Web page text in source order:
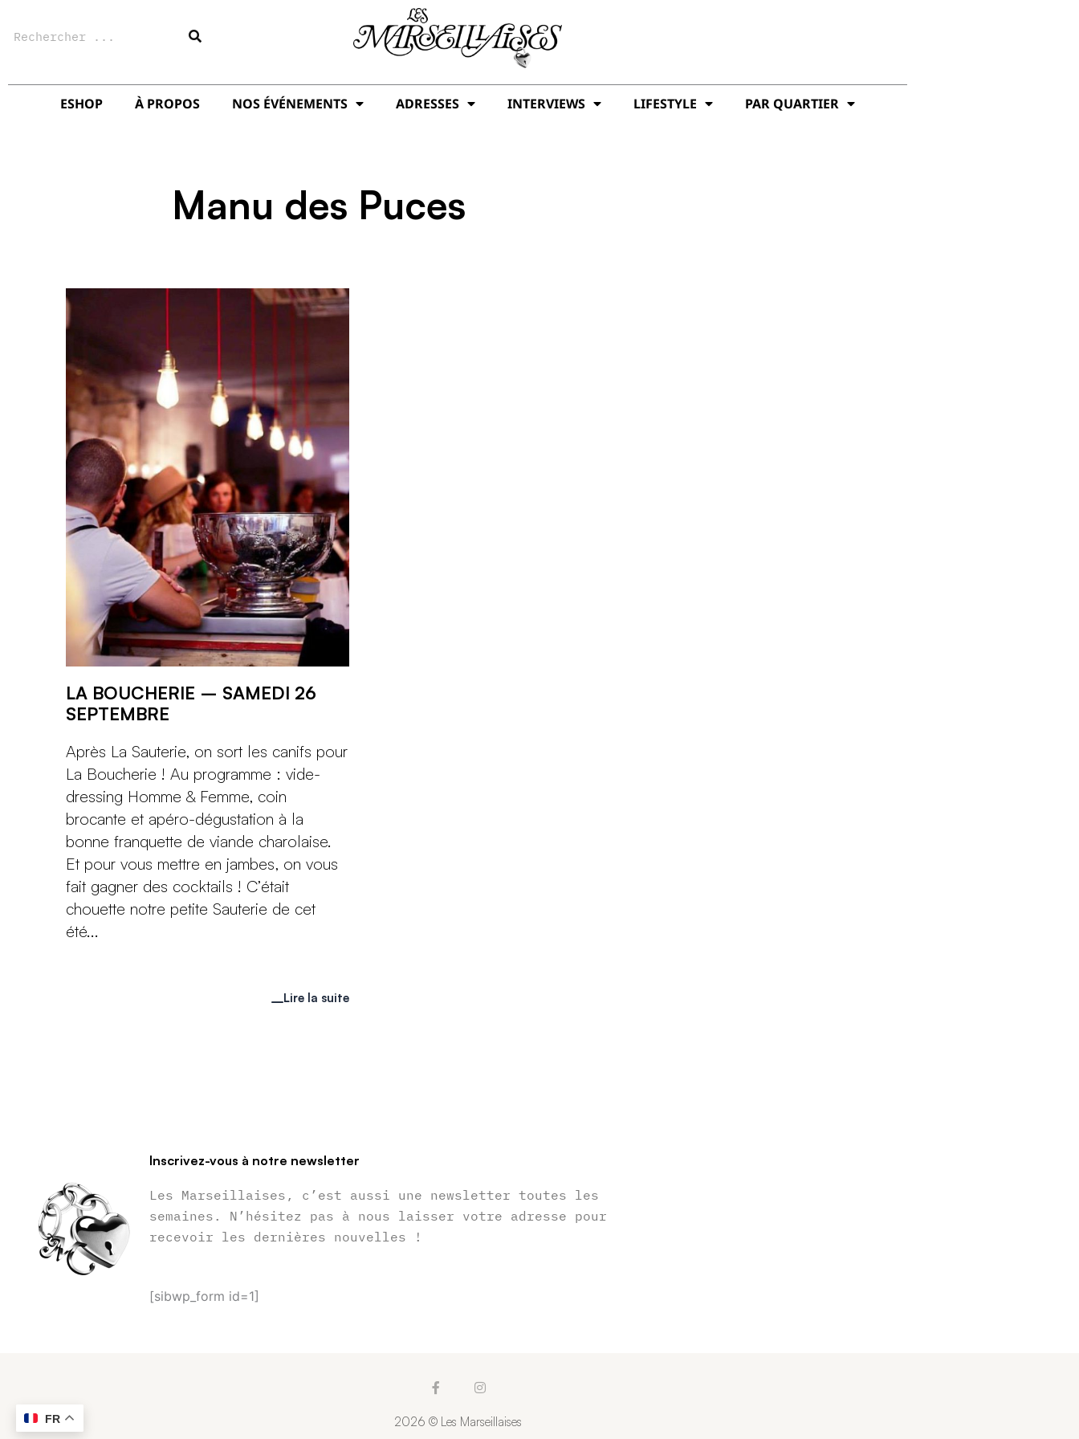
ESHOP À PROPOS NOS ÉVÉNEMENTS ADRESSES INTERVIEWS LIFESTYLE PAR QUARTIER
Manu des Puces
LA BOUCHERIE – SAMEDI 26
SEPTEMBRE
Après La Sauterie, on sort les canifs pour
La Boucherie ! Au programme : vide-
dressing Homme & Femme, coin
brocante et apéro-dégustation à la
bonne franquette de viande charolaise.
Et pour vous mettre en jambes, on vous
fait gagner des cocktails ! C’était
chouette notre petite Sauterie de cet
été...
Lire la suite
Inscrivez-vous à notre newsletter
Les Marseillaises, c’est aussi une newsletter toutes les
semaines. N’hésitez pas à nous laisser votre adresse pour
recevoir les dernières nouvelles !
[sibwp_form id=1]
F
a
e
I
n
t
2026 © Les Marseillaises
FR